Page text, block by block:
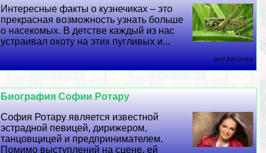
Интересные факты о кузнечиках – это
прекрасная возможность узнать больше
о насекомых. В детстве каждый из нас
устраивал охоту на этих пугливых и...
24 07 2026 19:59:11
Биография Софии Ротару
София Ротару является известной
эстрадной певицей, дирижером,
танцовщицей и предпринимателем.
Помимо выступлений на сцене, ей